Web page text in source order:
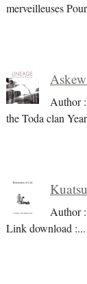
merveilleuses
Author
the Toda clan
Author
Link download :...